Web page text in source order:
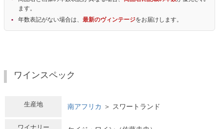
ます。
年数表記がない場合は、 最新のヴィンテージをお届けします。
ワインスペック
生産地 南アフリカ ＞ スワートランド
ワイナリー